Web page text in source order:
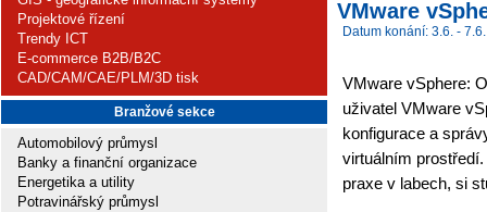
Projektové řízení
Trendy ICT
E-commerce B2B/B2C
CAD/CAM/CAE/PLM/3D tisk
Branžové sekce
Automobilový průmysl
Banky a finanční organizace
Energetika a utility
Potravinářský průmysl
VMware
Datum konání: 3.6. - 7.6.
VMware vSphere:
uživatel VMware
konfigurace a
virtuálním
praxe v labech, si